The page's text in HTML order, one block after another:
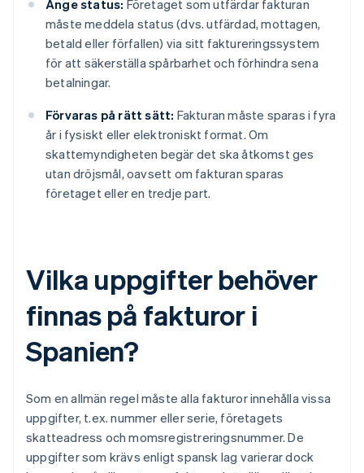
Ange status: Företaget som utfärdar fakturan
måste meddela status (dvs. utfärdad, mottagen,
betald eller förfallen) via sitt faktureringssystem
för att säkerställa spårbarhet och förhindra sena
betalningar.
Förvaras på rätt sätt: Fakturan måste sparas i fyra
år i fysiskt eller elektroniskt format. Om
skattemyndigheten begär det ska åtkomst ges
utan dröjsmål, oavsett om fakturan sparas
företaget eller en tredje part.
Vilka uppgifter behöver
finnas på fakturor i
Spanien?
Som en allmän regel måste alla fakturor innehålla vissa
uppgifter, t.ex. nummer eller serie, företagets
skatteadress och momsregistreringsnummer. De
uppgifter som krävs enligt spansk lag varierar dock